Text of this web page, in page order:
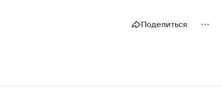
Поделиться